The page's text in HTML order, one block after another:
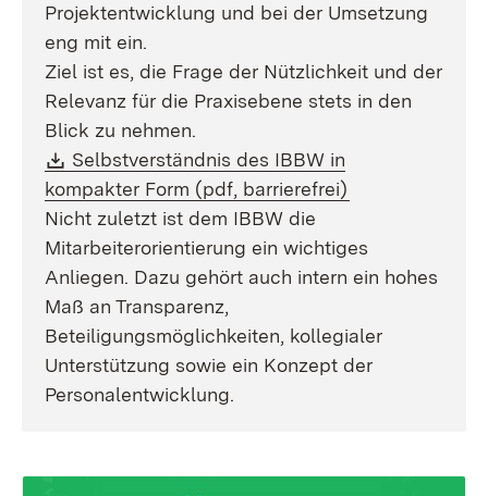
Projektentwicklung und bei der Umsetzung
eng mit ein.
Ziel ist es, die Frage der Nützlichkeit und der
Relevanz für die Praxisebene stets in den
Blick zu nehmen.
Download:
Selbstverständnis des IBBW in
kompakter Form (pdf, barrierefrei)
Nicht zuletzt ist dem IBBW die
Mitarbeiterorientierung ein wichtiges
Anliegen. Dazu gehört auch intern ein hohes
Maß an Transparenz,
Beteiligungsmöglichkeiten, kollegialer
Unterstützung sowie ein Konzept der
Personalentwicklung.